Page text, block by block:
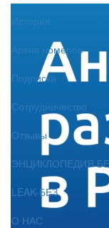
История
Архив номеров
Подписка
Сотрудничество
Отзывы
ЭНЦИКЛОПЕДИЯ
LEAK-БЕЗ
О НАС